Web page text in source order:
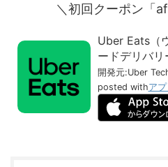
＼初回クーポン「
Uber Eats（
ードデリバリ
開発元:Uber
posted withア